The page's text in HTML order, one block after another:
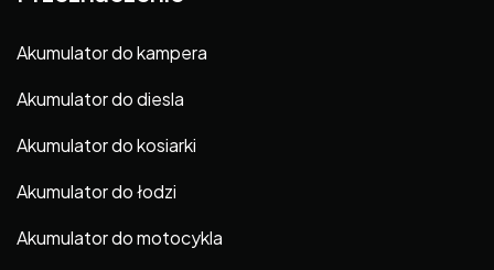
Akumulator do kampera
Akumulator do diesla
Akumulator do kosiarki
Akumulator do łodzi
Akumulator do motocykla